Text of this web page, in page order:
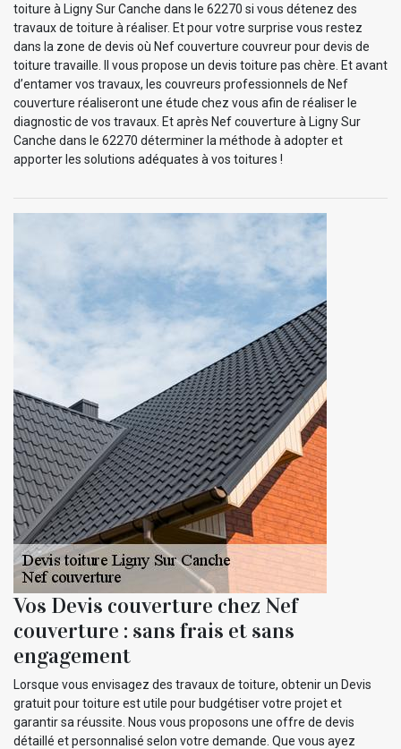
toiture à Ligny Sur Canche dans le 62270 si vous détenez des
travaux de toiture à réaliser. Et pour votre surprise vous restez
dans la zone de devis où Nef couverture couvreur pour devis de
toiture travaille. Il vous propose un devis toiture pas chère. Et avant
d’entamer vos travaux, les couvreurs professionnels de Nef
couverture réaliseront une étude chez vous afin de réaliser le
diagnostic de vos travaux. Et après Nef couverture à Ligny Sur
Canche dans le 62270 déterminer la méthode à adopter et
apporter les solutions adéquates à vos toitures !
Vos Devis couverture chez Nef
couverture : sans frais et sans
engagement
Lorsque vous envisagez des travaux de toiture, obtenir un Devis
gratuit pour toiture est utile pour budgétiser votre projet et
garantir sa réussite. Nous vous proposons une offre de devis
détaillé et personnalisé selon votre demande. Que vous ayez